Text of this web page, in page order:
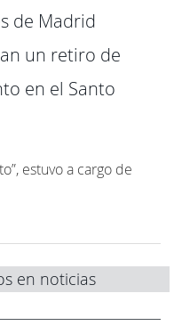
de Madrid
un retiro de
en el Santo
estuvo a cargo de
en noticias